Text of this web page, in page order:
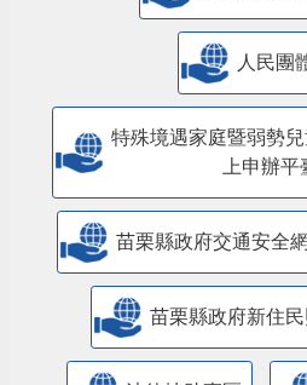
人民團
特殊境遇家庭暨弱勢
上申辦平
苗栗縣政府交通安全網
苗栗縣政府新住